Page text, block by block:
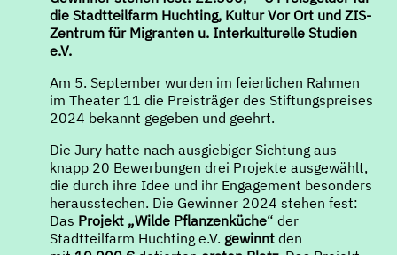
die Stadtteilfarm Huchting, Kultur Vor Ort und ZIS-
Zentrum für Migranten u. Interkulturelle Studien
e.V.
Am 5. September wurden im feierlichen Rahmen
im Theater 11 die Preisträger des Stiftungspreises
2024 bekannt gegeben und geehrt.
Die Jury hatte nach ausgiebiger Sichtung aus
knapp 20 Bewerbungen drei Projekte ausgewählt,
die durch ihre Idee und ihr Engagement besonders
herausstechen. Die Gewinner 2024 stehen fest:
Das Projekt „Wilde Pflanzenküche“ der
Stadtteilfarm Huchting e.V. gewinntden